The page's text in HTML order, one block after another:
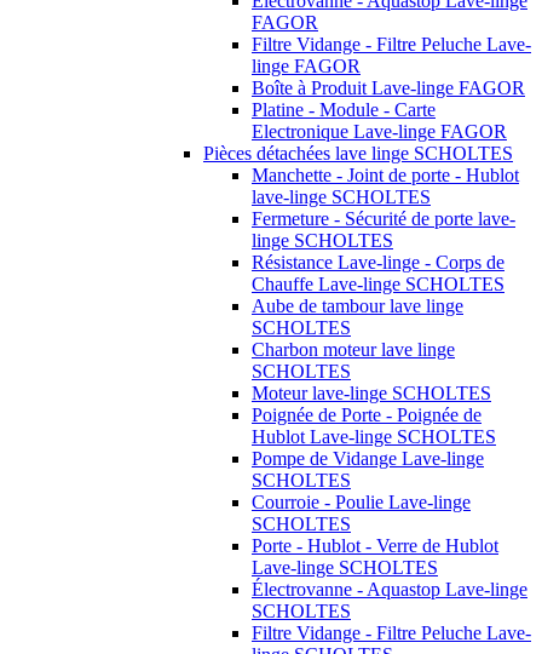
FAGOR
Filtre Vidange - Filtre Peluche Lave-
linge FAGOR
Boîte à Produit Lave-linge FAGOR
Platine - Module - Carte
Electronique Lave-linge FAGOR
Pièces détachées lave linge SCHOLTES
Manchette - Joint de porte - Hublot
lave-linge SCHOLTES
Fermeture - Sécurité de porte lave-
linge SCHOLTES
Résistance Lave-linge - Corps de
Chauffe Lave-linge SCHOLTES
Aube de tambour lave linge
SCHOLTES
Charbon moteur lave linge
SCHOLTES
Moteur lave-linge SCHOLTES
Poignée de Porte - Poignée de
Hublot Lave-linge SCHOLTES
Pompe de Vidange Lave-linge
SCHOLTES
Courroie - Poulie Lave-linge
SCHOLTES
Porte - Hublot - Verre de Hublot
Lave-linge SCHOLTES
Électrovanne - Aquastop Lave-linge
SCHOLTES
Filtre Vidange - Filtre Peluche Lave-